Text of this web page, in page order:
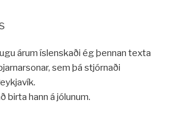
árum íslenskaði ég þennan texta
sem þá stjórnaði
birta hann á jólunum.